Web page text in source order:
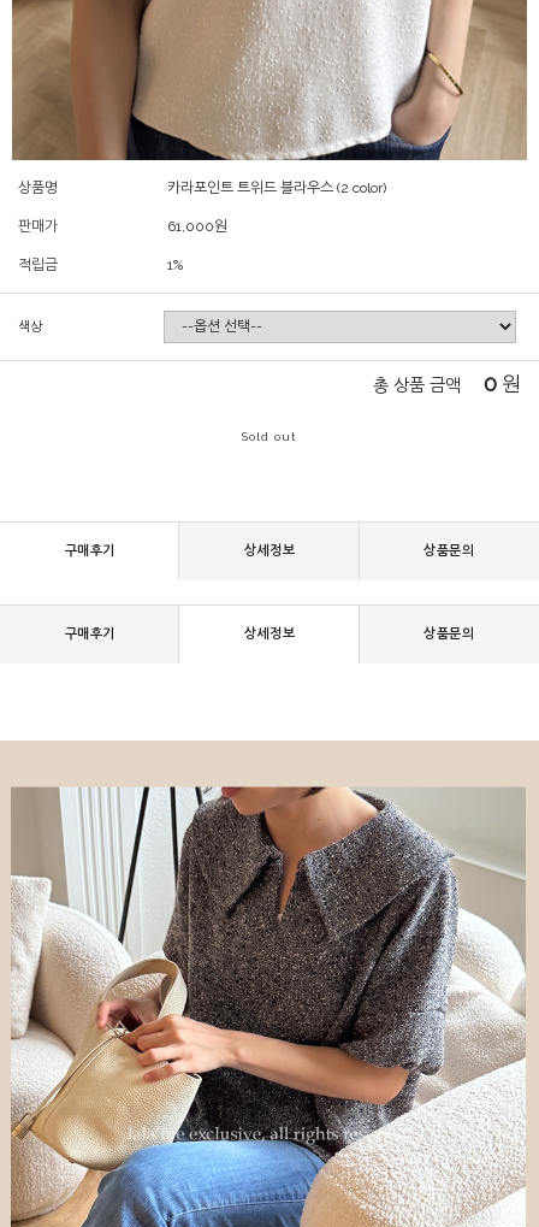
상품명 카라포인트 트위드 블라우스 (2 color)
판매가 61,000원
적립금 1%
색상
총 상품 금액 0 원
Sold out
구매후기 상세정보 상품문의
구매후기 상세정보 상품문의